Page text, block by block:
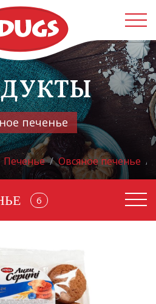
печенье
Печенье Овсяное печенье
6